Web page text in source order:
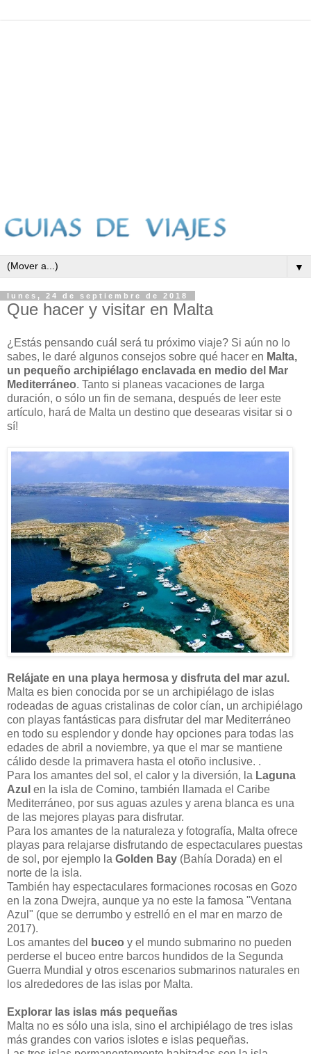
▼
lunes, 24 de septiembre de 2018
Que hacer y visitar en Malta
¿Estás pensando cuál será tu próximo viaje? Si aún no lo
sabes, le daré algunos consejos sobre qué hacer en Malta,
un pequeño archipiélago enclavada en medio del Mar
Mediterráneo. Tanto si planeas vacaciones de larga
duración, o sólo un fin de semana, después de leer este
artículo, hará de Malta un destino que desearas visitar si o
sí!
Relájate en una playa hermosa y disfruta del mar azul.
Malta es bien conocida por se un archipiélago de islas
rodeadas de aguas cristalinas de color cían, un archipiélago
con playas fantásticas para disfrutar del mar Mediterráneo
en todo su esplendor y donde hay opciones para todas las
edades de abril a noviembre, ya que el mar se mantiene
cálido desde la primavera hasta el otoño inclusive. .
Para los amantes del sol, el calor y la diversión, la Laguna
Azul en la isla de Comino, también llamada el Caribe
Mediterráneo, por sus aguas azules y arena blanca es una
de las mejores playas para disfrutar.
Para los amantes de la naturaleza y fotografía, Malta ofrece
playas para relajarse disfrutando de espectaculares puestas
de sol, por ejemplo la Golden Bay (Bahía Dorada) en el
norte de la isla.
También hay espectaculares formaciones rocosas en Gozo
en la zona Dwejra, aunque ya no este la famosa "Ventana
Azul" (que se derrumbo y estrelló en el mar en marzo de
2017).
Los amantes del
buceo y el mundo submarino no pueden
perderse el buceo entre barcos hundidos de la Segunda
Guerra Mundial y otros escenarios submarinos naturales en
los alrededores de las islas por Malta.
Explorar las islas más pequeñas
Malta no es sólo una isla, sino el archipiélago de tres islas
más grandes con varios islotes e islas pequeñas.